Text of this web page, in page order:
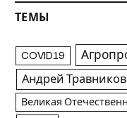
ТЕМЫ
COVID19
Андрей Травников
Великая